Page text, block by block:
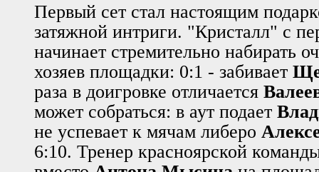
Первый сет стал настоящим
затяжной интриги. "Кристалл" с
начинает стремительно набирать
хозяев площадки: 0:1 - забивает
раза в доигровке отличается
может собраться: в аут подает
не успевает к мячам либеро
6:10. Тренер красноярской